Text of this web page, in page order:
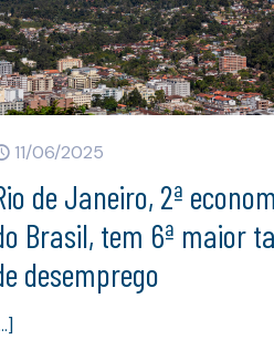
11/06/2025
de Janeiro, 2ª
Brasil, tem 6ª maior
desemprego